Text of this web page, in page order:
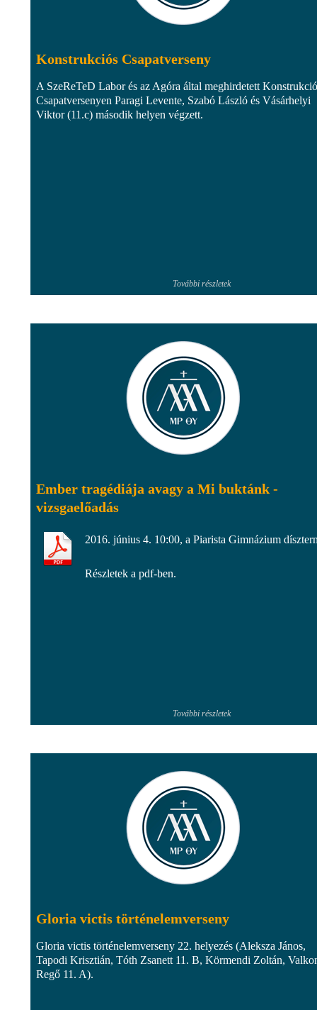
Konstrukciós Csapatverseny
A SzeReTeD Labor és az Agóra által meghirdetett
Csapatversenyen Paragi Levente, Szabó László és Vásárhelyi
Viktor (11.c) második helyen végzett.
További részletek
Ember tragédiája avagy a Mi buktánk -
vizsgaelőadás
2016. június 4. 10:00, a Piarista Gimnázium
Részletek a pdf-ben.
További részletek
Gloria victis történelemverseny
Gloria victis történelemverseny 22. helyezés (Aleksza János,
Tapodi Krisztián, Tóth Zsanett 11. B, Körmendi Zoltán,
Regő 11. A).